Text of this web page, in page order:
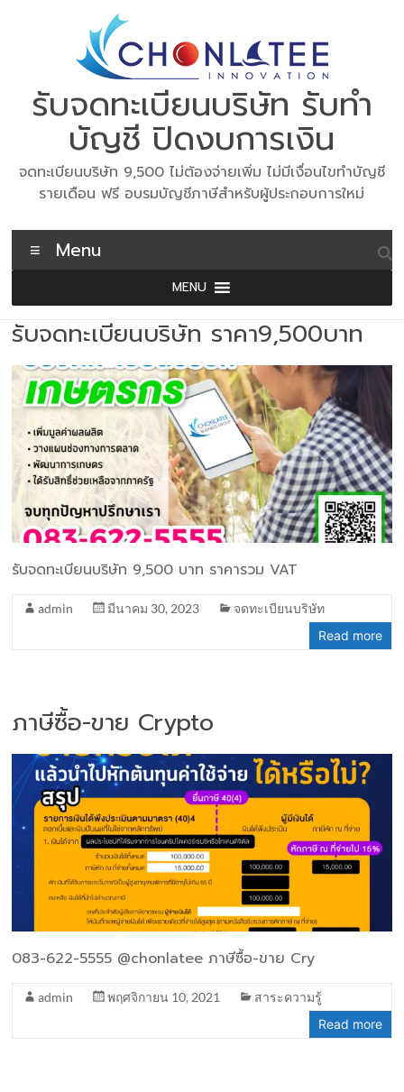
รับจดทะเบียนบริษัท รับทำ
บัญชี ปิดงบการเงิน
จดทะเบียนบริษัท 9,500 ไม่ต้องจ่ายเพิ่ม ไม่มีเงื่อนไขทำบัญชี
รายเดือน ฟรี อบรมบัญชีภาษีสำหรับผู้ประกอบการใหม่
Menu
MENU
รับจดทะเบียนบริษัท ราคา9,500บาท
รับจดทะเบียนบริษัท 9,500 บาท ราคารวม VAT
admin มีนาคม 30, 2023
จดทะเบียนบริษัท
Read more
ภาษีซื้อ-ขาย Crypto
083-622-5555 @chonlatee ภาษีซื้อ-ขาย Cry
admin พฤศจิกายน 10, 2021
สาระความรู้
Read more